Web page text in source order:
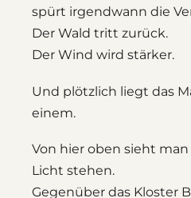
spürt irgendwann die
Der Wald tritt zurück.
Der Wind wird stärker.
Und plötzlich liegt das
einem.
Von hier oben sieht
Licht stehen.
Gegenüber das Kloster